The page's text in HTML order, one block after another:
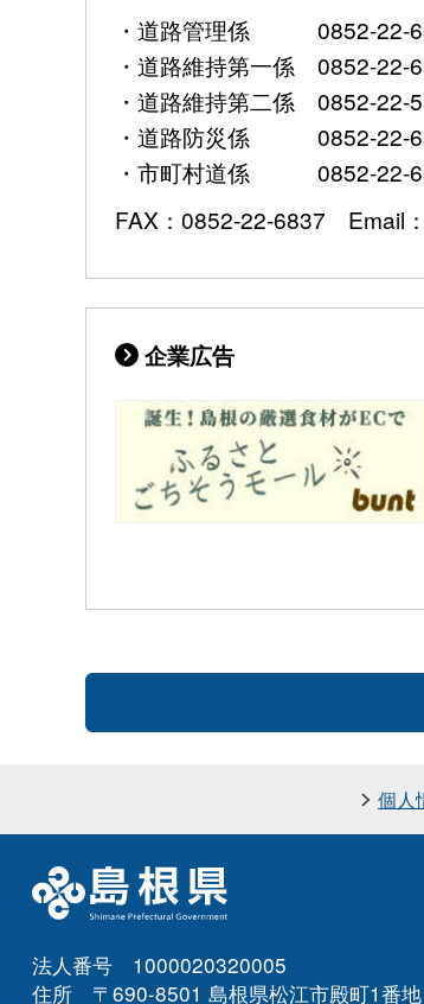
・道路管理係 0852-22-
・道路維持第一係 0852-22-
・道路維持第二係 0852-22-
・道路防災係 0852-22-
・市町村道係 0852-22-
FAX：0852-22-6837 Email
企業広告
個人
法人番号 1000020320005
住所 〒690-8501 島根県松江市殿町1番地